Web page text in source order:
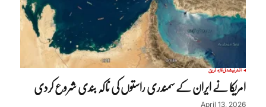
انٹرنیشنلتازہ ترین
امریکا نے ایران کے سمندری راستوں کی ناکہ بندی شروع کردی
April 13, 2026